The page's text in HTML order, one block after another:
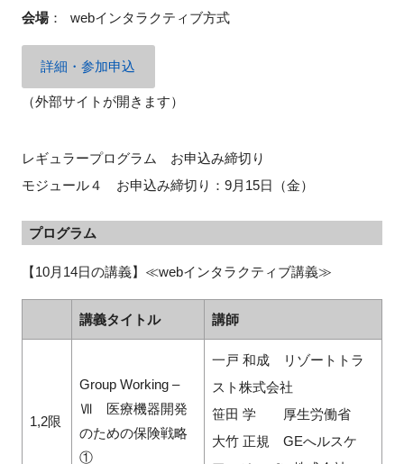
会場： webインタラクティブ方式
詳細・参加申込
（外部サイトが開きます）
レギュラープログラム お申込み締切り
モジュール４ お申込み締切り：9月15日（金）
プログラム
【10月14日の講義】≪webインタラクティブ講義≫
講義タイトル 講師
1,2限
Group Working –
Ⅶ 医療機器開発
のための保険戦略
①
一戸 和成 リゾートトラ
スト株式会社
笹田 学 厚生労働省
大竹 正規 GEへルスケ